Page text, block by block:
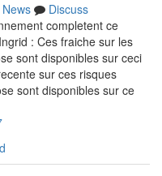
News
Discuss
completent ce
: Ces fraiche sur les
sont disponibles sur ceci
sur ces risques
sont disponibles sur ce